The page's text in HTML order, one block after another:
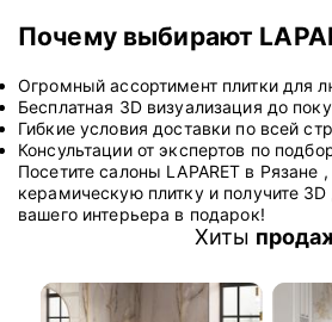
Почему выбирают
Огромный ассортимент плитки для
Бесплатная 3D визуализация до
Гибкие условия доставки по всей
Консультации от экспертов по
Посетите салоны LAPARET в Рязане
керамическую плитку и получите
вашего интерьера в подарок!
Хиты